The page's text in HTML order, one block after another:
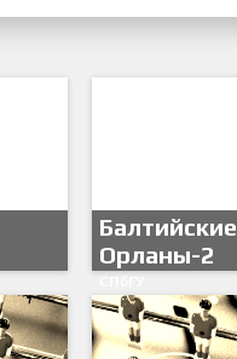
Балтийские
Орланы-2